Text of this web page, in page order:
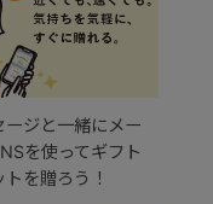
ージと一緒にメー
を使ってギフト
トを贈ろう！